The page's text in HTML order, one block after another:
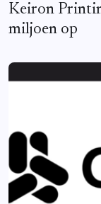
Keiron
miljoen op